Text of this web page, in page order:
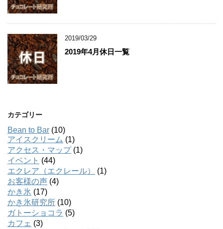
2019/03/29
2019年4月休日一覧
カテゴリー
Bean to Bar (10)
アイスクリーム (1)
アクセス・マップ(1)
イベント (44)
エクレア（エクレール）
(1)
お客様の声 (4)
かき氷 (17)
かき氷研究所 (10)
ガトーショコラ (5)
カフェ (3)